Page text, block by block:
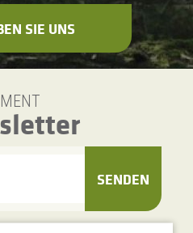
SIE UNS
SENDEN